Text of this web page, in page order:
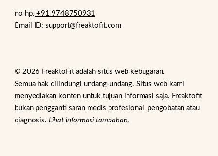
no hp. +91 9748750931
Email ID: support@freaktofit.com
© 2026 FreaktoFit adalah situs web kebugaran.
Semua hak dilindungi undang-undang. Situs web kami
menyediakan konten untuk tujuan informasi saja. Freaktofit
bukan pengganti saran medis profesional, pengobatan atau
diagnosis. Lihat informasi tambahan.